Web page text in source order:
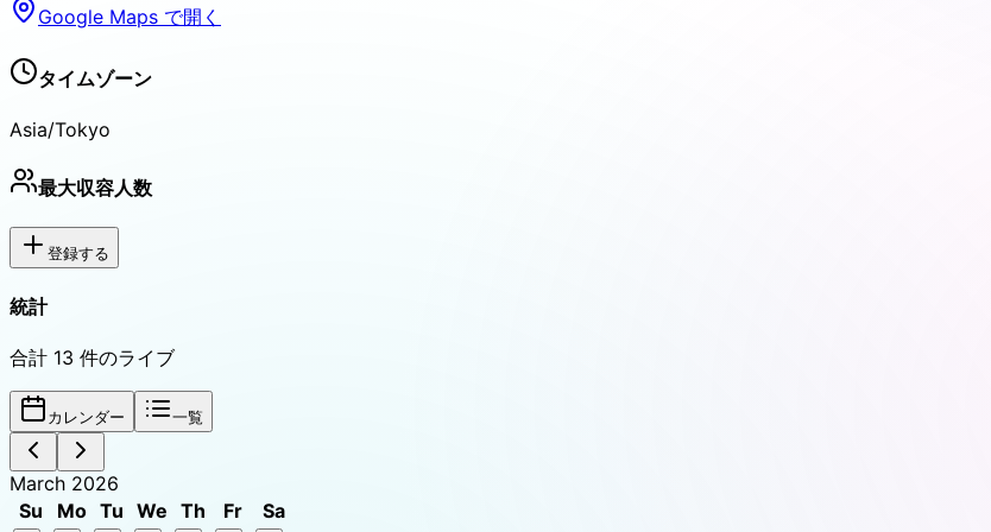
Google Maps で開く
タイムゾーン
Asia/Tokyo
最大収容人数
登録する
統計
合計 13 件のライブ
カレンダー 一覧
March 2026
Su
Mo Tu We Th Fr Sa